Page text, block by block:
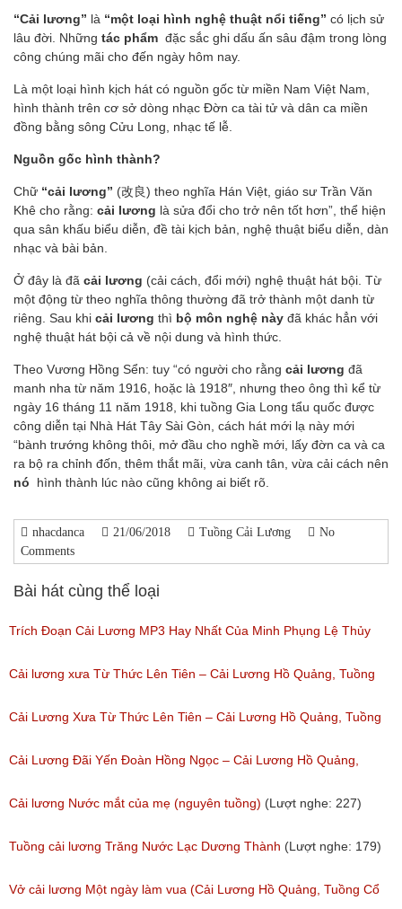
“Cải lương” là “một loại hình nghệ thuật nổi tiếng” có lịch sử
lâu đời. Những tác phẩm đặc sắc ghi dấu ấn sâu đậm trong lòng
công chúng mãi cho đến ngày hôm nay.
Là một loại hình kịch hát có nguồn gốc từ miền Nam Việt Nam,
hình thành trên cơ sở dòng nhạc Đờn ca tài tử và dân ca miền
đồng bằng sông Cửu Long, nhạc tế lễ.
Nguồn gốc hình thành?
Chữ “cải lương” (改良) theo nghĩa Hán Việt, giáo sư Trần Văn
Khê cho rằng: cải lương là sửa đổi cho trở nên tốt hơn”, thể hiện
qua sân khấu biểu diễn, đề tài kịch bản, nghệ thuật biểu diễn, dàn
nhạc và bài bản.
Ở đây là đã cải lương (cải cách, đổi mới) nghệ thuật hát bội. Từ
một động từ theo nghĩa thông thường đã trở thành một danh từ
riêng. Sau khi cải lương thì bộ môn nghệ này đã khác hẳn với
nghệ thuật hát bội cả về nội dung và hình thức.
Theo Vương Hồng Sển: tuy “có người cho rằng cải lương đã
manh nha từ năm 1916, hoặc là 1918″, nhưng theo ông thì kể từ
ngày 16 tháng 11 năm 1918, khi tuồng Gia Long tẩu quốc được
công diễn tại Nhà Hát Tây Sài Gòn, cách hát mới lạ này mới
“bành trướng không thôi, mở đầu cho nghề mới, lấy đờn ca và ca
ra bộ ra chỉnh đốn, thêm thắt mãi, vừa canh tân, vừa cải cách nên
nó
hình thành lúc nào cũng không ai biết rõ.
nhacdanca 21/06/2018 Tuồng Cải Lương
No
Comments
Bài hát cùng thể loại
Trích Đoạn Cải Lương MP3 Hay Nhất Của Minh Phụng Lệ Thủy
Phần 1
(Lượt nghe: 11,534)
Cải lương xưa Từ Thức Lên Tiên – Cải Lương Hồ Quảng, Tuồng
Cổ
(Lượt nghe: 258)
Cải Lương Xưa Từ Thức Lên Tiên – Cải Lương Hồ Quảng, Tuồng
Cổ
(Lượt nghe: 505)
Cải Lương Đãi Yến Đoàn Hồng Ngọc – Cải Lương Hồ Quảng,
Tuồng Cổ
(Lượt nghe: 243)
Cải lương Nước mắt của mẹ (nguyên tuồng) (Lượt nghe: 227)
Tuồng cải lương Trăng Nước Lạc Dương Thành (Lượt nghe: 179)
Vở cải lương Một ngày làm vua (Cải Lương Hồ Quảng, Tuồng Cổ